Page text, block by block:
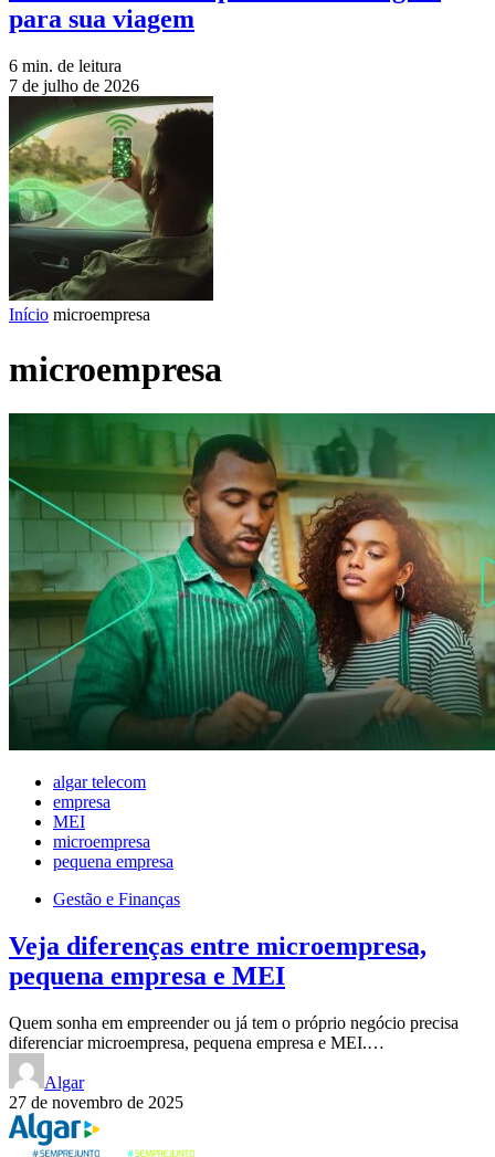
para sua viagem
6 min. de leitura
7 de julho de 2026
Início microempresa
microempresa
algar telecom
empresa
MEI
microempresa
pequena empresa
Gestão e Finanças
Veja diferenças entre microempresa,
pequena empresa e MEI
Quem sonha em empreender ou já tem o próprio negócio precisa
diferenciar microempresa, pequena empresa e MEI.…
Algar
27 de novembro de 2025